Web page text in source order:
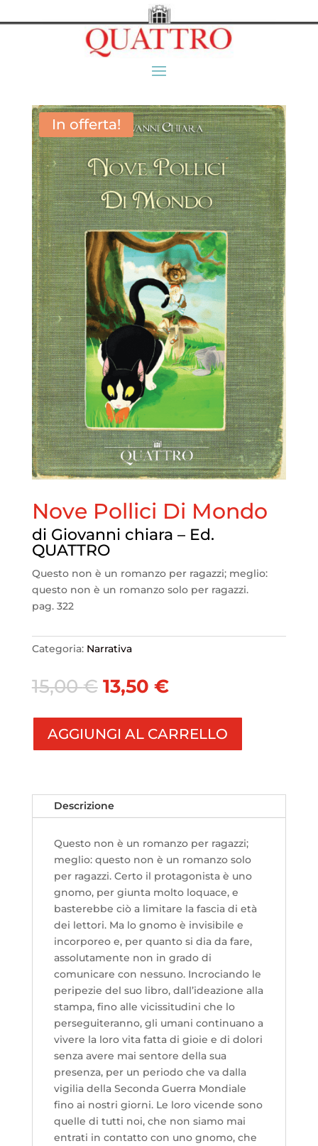
In offerta!
Nove Pollici Di Mondo
di Giovanni chiara – Ed.
QUATTRO
Questo non è un romanzo per ragazzi; meglio:
questo non è un romanzo solo per ragazzi.
pag. 322
Categoria: Narrativa
15,00€ Il
prezzo
originale
era:
15,00 €.
13,50 €Il
attuale
è:
13,50 €.
AGGIUNGI AL CARRELLO
Descrizione
Questo non è un romanzo per ragazzi;
meglio: questo non è un romanzo solo
per ragazzi. Certo il protagonista è uno
gnomo, per giunta molto loquace, e
basterebbe ciò a limitare la fascia di età
dei lettori. Ma lo gnomo è invisibile e
incorporeo e, per quanto si dia da fare,
assolutamente non in grado di
comunicare con nessuno. Incrociando le
peripezie del suo libro, dall’ideazione alla
stampa, fino alle vicissitudini che lo
perseguiteranno, gli umani continuano a
vivere la loro vita fatta di gioie e di dolori
senza avere mai sentore della sua
presenza, per un periodo che va dalla
vigilia della Seconda Guerra Mondiale
fino ai nostri giorni. Le loro vicende sono
quelle di tutti noi, che non siamo mai
entrati in contatto con uno gnomo, che